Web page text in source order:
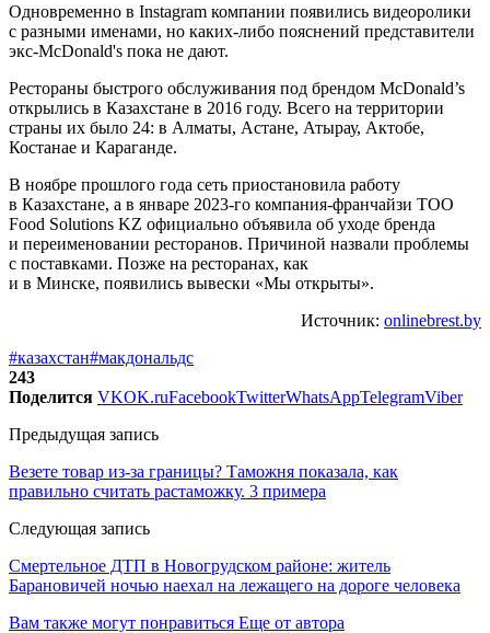
Одновременно в Instagram компании появились видеоролики
с разными именами, но каких-либо пояснений представители
экс-McDonald's пока не дают.
Рестораны быстрого обслуживания под брендом McDonald’s
открылись в Казахстане в 2016 году. Всего на территории
страны их было 24: в Алматы, Астане, Атырау, Актобе,
Костанае и Караганде.
В ноябре прошлого года сеть приостановила работу
в Казахстане, а в январе 2023-го компания-франчайзи ТОО
Food Solutions KZ официально объявила об уходе бренда
и переименовании ресторанов. Причиной назвали проблемы
с поставками. Позже на ресторанах, как
и в Минске, появились вывески «Мы открыты».
Источник: onlinebrest.by
#казахстан#макдональдс
243
Поделится VKOK.ruFacebookTwitterWhatsAppTelegramViber
Предыдущая запись
Везете товар из-за границы? Таможня показала, как
правильно считать растаможку. 3 примера
Следующая запись
Смертельное ДТП в Новогрудском районе: житель
Барановичей ночью наехал на лежащего на дороге человека
Вам также могут понравиться Еще от автора